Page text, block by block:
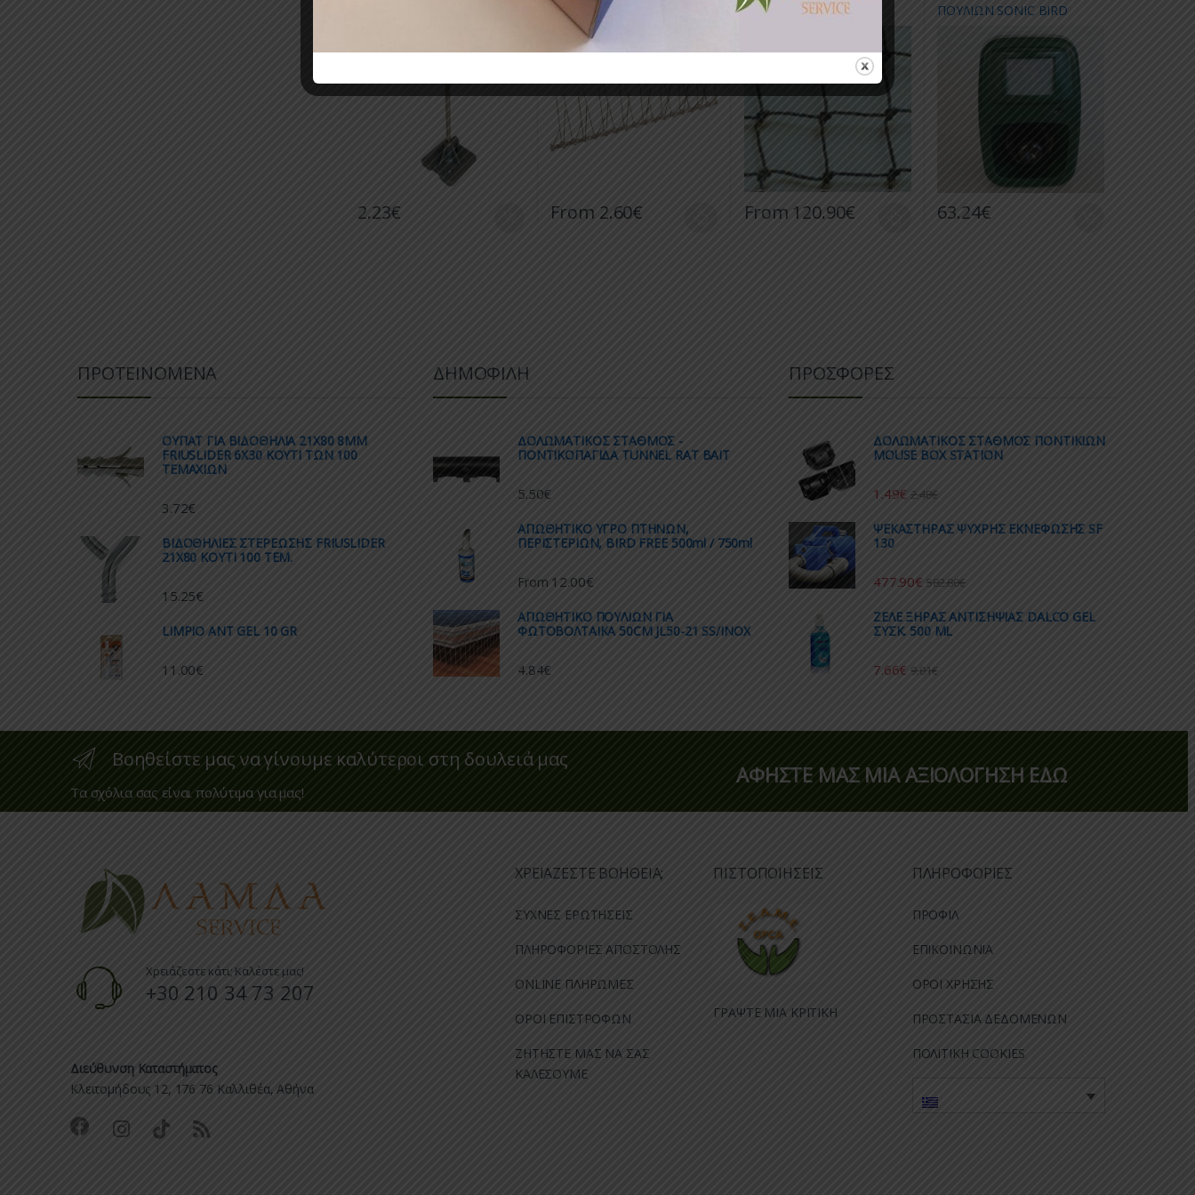
2.23€
ΠΕΡΙΣΤΕΡΙΩΝ, E 40 SS/PC
40SP 50CM FLEXIBLE
From 2.60€
ΑΠΩΘΗΣΗΣ ΠΟΥΛΙΩΝ,
ΣΠΟΥΡΓΙΤΙΩΝ FLAMΕLESS
From 120.90€
ΠΟΥΛΙΩΝ SONIC BIRD
63.24€
ΠΡΟΤΕΙΝΟΜΕΝΑ
ΟΥΠΑΤ ΓΙΑ ΒΙΔΟΘΗΛΙΑ 21Χ80 8ΜΜ
FRIUSLIDER 6X30 ΚΟΥΤΙ ΤΩΝ 100
ΤΕΜΑΧΙΩΝ
3.72€
ΒΙΔΟΘΗΛΙΕΣ ΣΤΕΡΕΩΣΗΣ FRIUSLIDER
21X80 KOYTI 100 TEM.
15.25€
LIMPIO ANT GEL 10 GR
11.00€
ΔΗΜΟΦΙΛΗ
ΔΟΛΩΜΑΤΙΚΟΣ ΣΤΑΘΜΟΣ -
ΠΟΝΤΙΚΟΠΑΓΙΔΑ TUNNEL RAT BAIT
5.50€
AΠΩΘΗΤΙΚΟ ΥΓΡΟ ΠΤΗΝΩΝ,
ΠΕΡΙΣΤΕΡΙΩΝ, BIRD FREE 500ml / 750ml
From 12.00€
ΑΠΩΘΗΤΙΚO ΠΟΥΛΙΩΝ ΓΙΑ
ΦΩΤΟΒΟΛΤΑΙΚΑ 50CM JL50-21 SS/INOX
4.84€
ΠΡΟΣΦΟΡΕΣ
ΔΟΛΩΜΑΤΙΚΟΣ ΣΤΑΘΜΟΣ ΠΟΝΤΙΚΙΩΝ
MOUSE BOX STATION
1.49€ 2.48€
ΨΕΚΑΣΤΗΡΑΣ ΨΥΧΡΗΣ ΕΚΝΕΦΩΣΗΣ SF
130
477.90€ 582.80€
ΖΕΛΕ ΞΗΡΑΣ ΑΝΤΙΣΗΨΙΑΣ DALCO GEL
ΣΥΣΚ. 500 ML
7.66€ 9.01€
Βοηθείστε μας να γίνουμε καλύτεροι στη δουλειά μας
Τα σχόλια σας είναι πολύτιμα για μας!
ΑΦΗΣΤΕ ΜΑΣ ΜΙΑ ΑΞΙΟΛΟΓΗΣΗ ΕΔΩ
Χρειάζεστε κάτι; Καλέστε μας!
+30 210 34 73 207
Διεύθυνση Καταστήματος
Κλειτομήδους 12, 176 76 Καλλιθέα, Αθήνα
ΧΡΕΙΑΖΕΣΤΕ ΒΟΗΘΕΙΑ;
ΣΥΧΝΕΣ ΕΡΩΤΗΣΕΙΣ
ΠΛΗΡΟΦΟΡΙΕΣ ΑΠΟΣΤΟΛΗΣ
ONLINE ΠΛΗΡΩΜΕΣ
ΟΡΟΙ ΕΠΙΣΤΡΟΦΩΝ
ΖΗΤΗΣΤΕ ΜΑΣ ΝΑ ΣΑΣ
ΚΑΛΕΣΟΥΜΕ
ΠΙΣΤΟΠΟΙΗΣΕΙΣ
ΓΡΑΨΤΕ ΜΙΑ ΚΡΙΤΙΚΗ
ΠΛΗΡΟΦΟΡΙΕΣ
ΠΡΟΦΙΛ
ΕΠΙΚΟΙΝΩΝΙΑ
ΟΡΟΙ ΧΡΗΣΗΣ
ΠΡΟΣΤΑΣΙΑ ΔΕΔΟΜΕΝΩΝ
ΠΟΛΙΤΙΚΗ COOKIES